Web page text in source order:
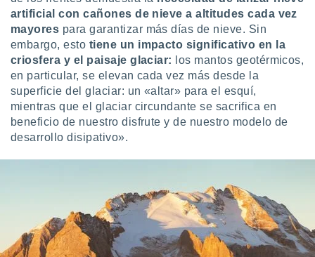
artificial con cañones de nieve a altitudes cada vez
mayores para garantizar más días de nieve. Sin
embargo, esto tiene un impacto significativo en la
criosfera y el paisaje glaciar:
los mantos geotérmicos,
en particular, se elevan cada vez más desde la
superficie del glaciar: un «altar» para el esquí,
mientras que el glaciar circundante se sacrifica en
beneficio de nuestro disfrute y de nuestro modelo de
desarrollo disipativo».